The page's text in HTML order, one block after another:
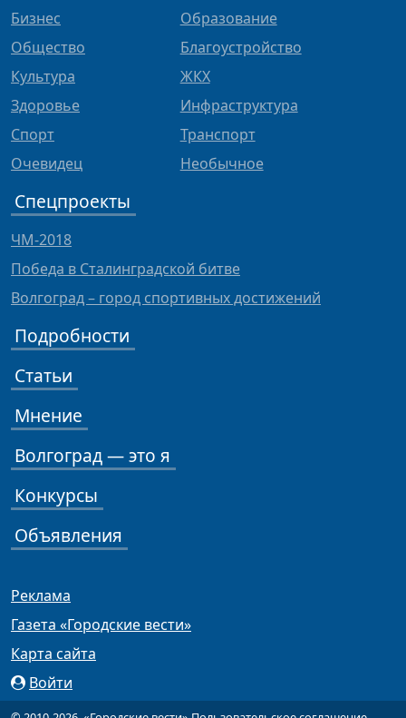
Бизнес
Общество
Культура
Здоровье
Спорт
Очевидец
Образование
Благоустройство
ЖКХ
Инфраструктура
Транспорт
Необычное
Спецпроекты
ЧМ-2018
Победа в Сталинградской битве
Волгоград – город спортивных достижений
Подробности
Статьи
Мнение
Волгоград — это я
Конкурсы
Объявления
Реклама
Газета «Городские вести»
Карта сайта
Войти